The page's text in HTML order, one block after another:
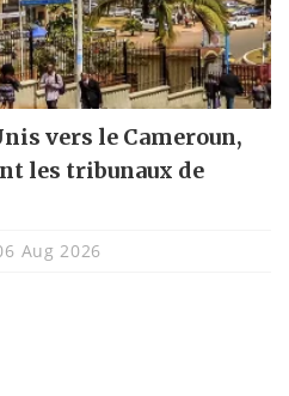
vers le Cameroun,
les tribunaux de
Aug 2026